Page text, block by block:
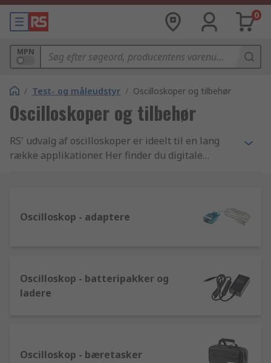
0
MPN
/ Test- og måleudstyr / Oscilloskoper og tilbehør
Oscilloskoper og tilbehør
RS' udvalg af oscilloskoper er ideelt til en lang
række applikationer. Her finder du digitale
Oscilloskop - adaptere
Oscilloskop - batteripakker og
ladere
Oscilloskop - bæretasker